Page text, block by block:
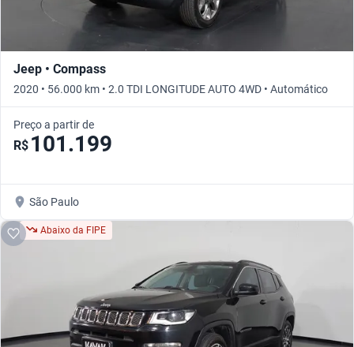
Jeep • Compass
2020 • 56.000 km • 2.0 TDI LONGITUDE AUTO 4WD • Automático
Preço a partir de
R$ 101.199
São Paulo
Abaixo da FIPE